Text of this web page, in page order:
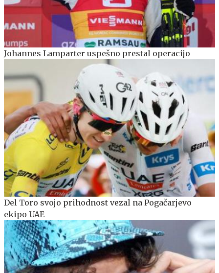
Johannes Lamparter uspešno prestal operacijo
Del Toro svojo prihodnost vezal na Pogačarjevo
ekipo UAE